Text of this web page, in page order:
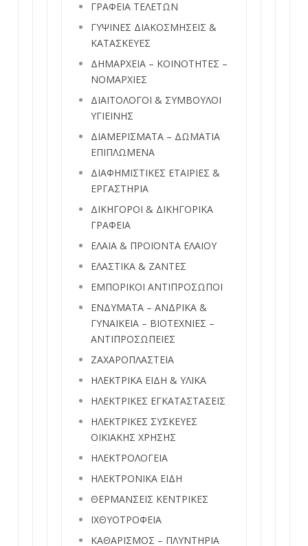
ΓΡΑΦΕΙΑ ΤΕΛΕΤΩΝ
ΓΥΨΙΝΕΣ ΔΙΑΚΟΣΜΗΣΕΙΣ &
ΚΑΤΑΣΚΕΥΕΣ
ΔΗΜΑΡΧΕΙΑ – ΚΟΙΝΟΤΗΤΕΣ –
ΝΟΜΑΡΧΙΕΣ
ΔΙΑΙΤΟΛΟΓΟΙ & ΣΥΜΒΟΥΛΟΙ
ΥΓΙΕΙΝΗΣ
ΔΙΑΜΕΡΙΣΜΑΤΑ – ΔΩΜΑΤΙΑ
ΕΠΙΠΛΩΜΕΝΑ
ΔΙΑΦΗΜΙΣΤΙΚΕΣ ΕΤΑΙΡΙΕΣ &
ΕΡΓΑΣΤΗΡΙΑ
ΔΙΚΗΓΟΡΟΙ & ΔΙΚΗΓΟΡΙΚΑ
ΓΡΑΦΕΙΑ
ΕΛΑΙΑ & ΠΡΟΪΟΝΤΑ ΕΛΑΙΟΥ
ΕΛΑΣΤΙΚΑ & ΖΑΝΤΕΣ
ΕΜΠΟΡΙΚΟΙ ΑΝΤΙΠΡΟΣΩΠΟΙ
ΕΝΔΥΜΑΤΑ – ΑΝΔΡΙΚΑ &
ΓΥΝΑΙΚΕΙΑ – ΒΙΟΤΕΧΝΙΕΣ –
ΑΝΤΙΠΡΟΣΩΠΕΙΕΣ
ΖΑΧΑΡΟΠΛΑΣΤΕΙΑ
ΗΛΕΚΤΡΙΚΑ ΕΙΔΗ & ΥΛΙΚΑ
ΗΛΕΚΤΡΙΚΕΣ ΕΓΚΑΤΑΣΤΑΣΕΙΣ
ΗΛΕΚΤΡΙΚΕΣ ΣΥΣΚΕΥΕΣ
ΟΙΚΙΑΚΗΣ ΧΡΗΣΗΣ
ΗΛΕΚΤΡΟΛΟΓΕΙΑ
ΗΛΕΚΤΡΟΝΙΚΑ ΕΙΔΗ
ΘΕΡΜΑΝΣΕΙΣ ΚΕΝΤΡΙΚΕΣ
ΙΧΘΥΟΤΡΟΦΕΙΑ
ΚΑΘΑΡΙΣΜΟΣ – ΠΛΥΝΤΗΡΙΑ